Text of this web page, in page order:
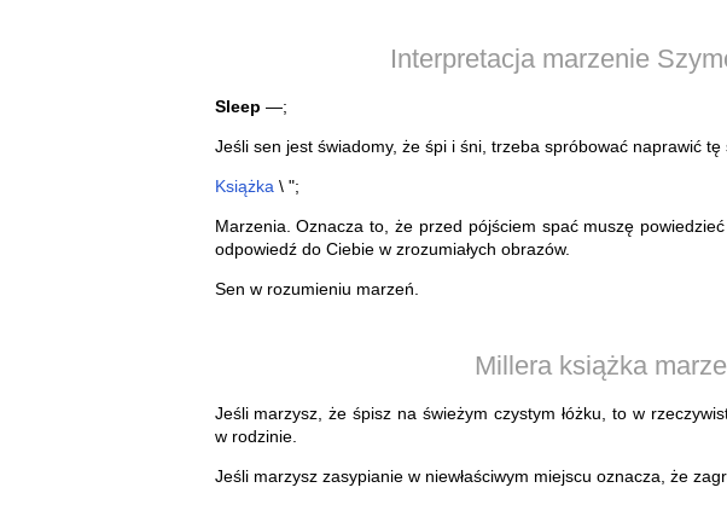
Interpretacja marzenie
Sleep —;
Jeśli sen jest świadomy, że śpi i śni, trzeba spróbować naprawić
Książka \ ";
Marzenia. Oznacza to, że przed pójściem spać muszę
odpowiedź do Ciebie w zrozumiałych obrazów.
Sen w rozumieniu marzeń.
Millera książka
Jeśli marzysz, że śpisz na świeżym czystym łóżku, to w
w rodzinie.
Jeśli marzysz zasypianie w niewłaściwym miejscu oznacza, że